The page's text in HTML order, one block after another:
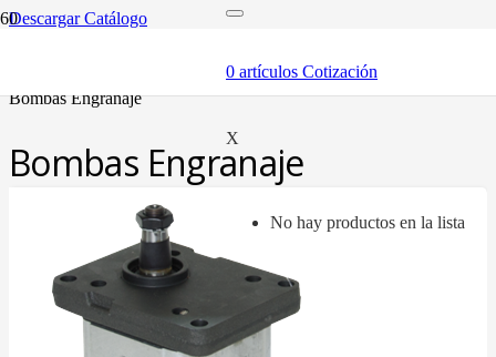
0 artículos Cotización
X
No hay productos en la lista
Descargar Catálogo
bombas engranaje
Bombas Engranaje